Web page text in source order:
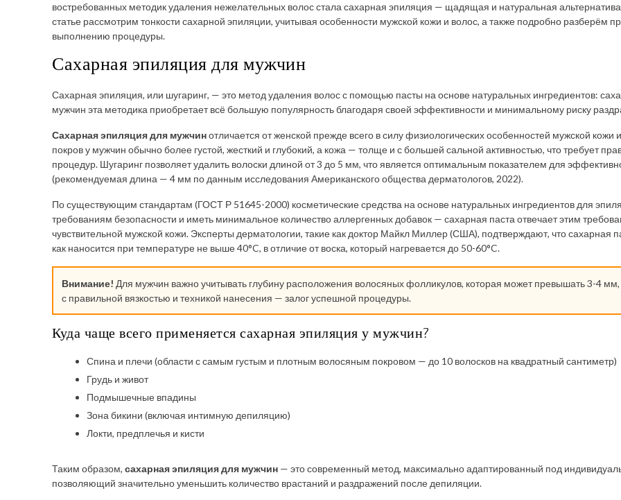
востребованных методик удаления нежелательных волос стала сахарная эпиляция — щадящая и натуральная
статье рассмотрим тонкости сахарной эпиляции, учитывая особенности мужской кожи и волос, а также подробно разберём
выполнению процедуры.
Сахарная эпиляция для мужчин
Сахарная эпиляция, или шугаринг, — это метод удаления волос с помощью пасты на основе натуральных ингредиентов:
мужчин эта методика приобретает всё большую популярность благодаря своей эффективности и минимальному риску
Сахарная эпиляция для мужчинотличается от женской прежде всего в силу физиологических особенностей мужской кожи
покров у мужчин обычно более густой, жесткий и глубокий, а кожа — толще и с большей сальной активностью, что требует
процедур. Шугаринг позволяет удалить волоски длиной от 3 до 5 мм, что является оптимальным показателем для
(рекомендуемая длина — 4 мм по данным исследования Американского общества дерматологов, 2022).
По существующим стандартам (ГОСТ Р 51645-2000) косметические средства на основе натуральных ингредиентов для
требованиям безопасности и иметь минимальное количество аллергенных добавок — сахарная паста отвечает этим
чувствительной мужской кожи. Эксперты дерматологии, такие как доктор Майкл Миллер (США), подтверждают, что сахарная
как наносится при температуре не выше 40°C, в отличие от воска, который нагревается до 50-60°C.
Внимание! Для мужчин важно учитывать глубину расположения волосяных фолликулов, которая может превышать 3-4
с правильной вязкостью и техникой нанесения — залог успешной процедуры.
Куда чаще всего применяется сахарная эпиляция у мужчин?
Спина и плечи (области с самым густым и плотным волосяным покровом — до 10 волосков на квадратный сантиметр)
Грудь и живот
Подмышечные впадины
Зона бикини (включая интимную депиляцию)
Локти, предплечья и кисти
Таким образом, сахарная эпиляция для мужчин — это современный метод, максимально адаптированный под
позволяющий значительно уменьшить количество врастаний и раздражений после депиляции.